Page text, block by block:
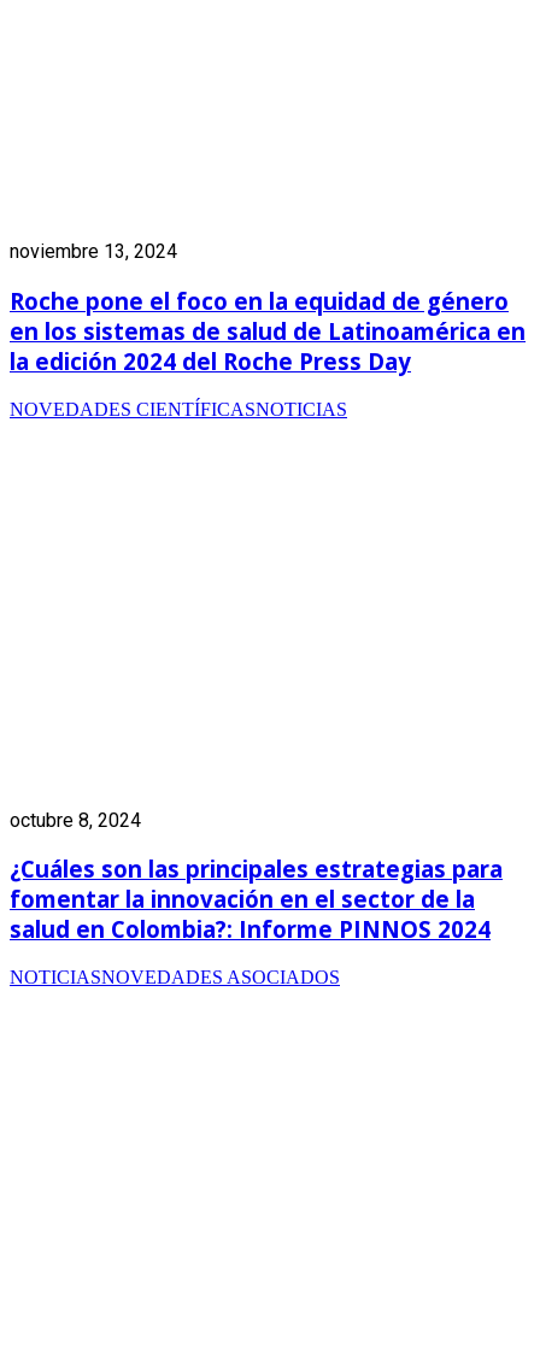
noviembre 13, 2024
Roche pone el foco en la equidad de género
en los sistemas de salud de Latinoamérica en
la edición 2024 del Roche Press Day
NOVEDADES CIENTÍFICASNOTICIAS
octubre 8, 2024
¿Cuáles son las principales estrategias para
fomentar la innovación en el sector de la
salud en Colombia?: Informe PINNOS 2024
NOTICIASNOVEDADES ASOCIADOS